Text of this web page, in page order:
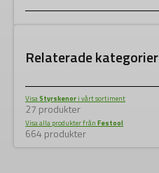
Relaterade kategorier
VisaStyrskenor i vårt sortiment
27 produkter
Visa alla produkter frånFestool
664 produkter